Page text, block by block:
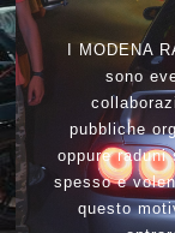
I MODENA
sono
pubbliche
oppure
spesso e
questo